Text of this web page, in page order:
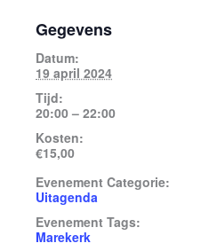
Gegevens
Datum:
19 april 2024
Tijd:
20:00 – 22:00
Kosten:
€15,00
Evenement Categorie:
Uitagenda
Evenement Tags:
Marekerk